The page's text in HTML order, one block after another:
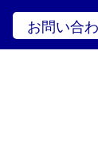
お問い合